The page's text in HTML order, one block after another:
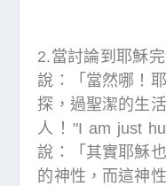
2.當討論到耶穌
說：「當然哪！
探，過聖潔的生
人！"I am just
說：「其實耶穌
的神性，而這神